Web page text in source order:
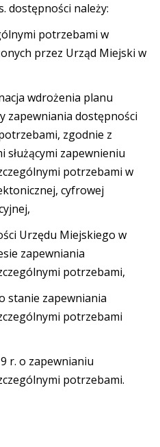
dostępności należy:
potrzebami w
przez Urząd Miejski w
wdrożenia planu
zapewniania dostępności
zgodnie z
służącymi zapewnieniu
potrzebami w
cyfrowej
Urzędu Miejskiego w
zapewniania
potrzebami,
stanie zapewniania
potrzebami
r. o zapewnianiu
potrzebami.